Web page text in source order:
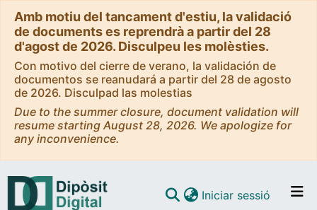
Amb motiu del tancament d'estiu, la validació
de documents es reprendrà a partir del 28
d'agost de 2026. Disculpeu les molèsties.
Con motivo del cierre de verano, la validación de
documentos se reanudará a partir del 28 de agosto
de 2026. Disculpad las molestias
Due to the summer closure, document validation will
resume starting August 28, 2026. We apologize for
any inconvenience.
Iniciar sessió (current)